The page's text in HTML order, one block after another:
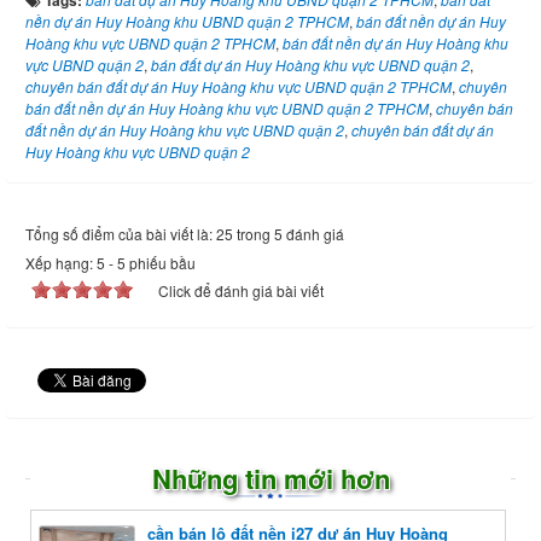
nền dự án Huy Hoàng khu UBND quận 2 TPHCM, bán đất nền dự án Huy
Hoàng khu vực UBND quận 2 TPHCM, bán đất nền dự án Huy Hoàng khu
vực UBND quận 2, bán đất dự án Huy Hoàng khu vực UBND quận 2,
chuyên bán đất dự án Huy Hoàng khu vực UBND quận 2 TPHCM, chuyên
bán đất nền dự án Huy Hoàng khu vực UBND quận 2 TPHCM, chuyên bán
đất nền dự án Huy Hoàng khu vực UBND quận 2, chuyên bán đất dự án
Huy Hoàng khu vực UBND quận 2
Tổng số điểm của bài viết là: 25 trong 5 đánh giá
Xếp hạng:5 -5 phiếu bầu
Click để đánh giá bài viết
Những tin mới hơn
cần bán lô đất nền i27 dự án Huy Hoàng